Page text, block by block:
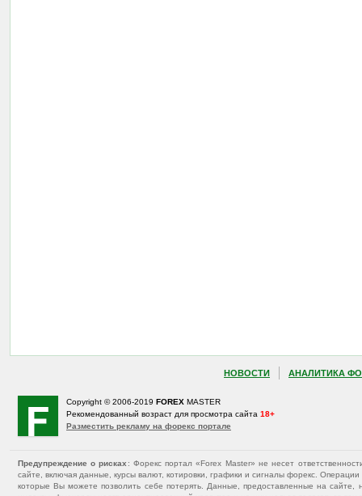
НОВОСТИ АНАЛИТИКА
Copyright © 2006-2019 FOREX MASTER
Рекомендованный возраст для просмотра сайта 18+
Разместить рекламу на форекс портале
Предупреждение о рисках : Форекс портал «Forex Master» не несет
сайте, включая данные, курсы валют, котировки, графики и сигналы форекс.
которые Вы можете позволить себе потерять. Данные, предоставленные на